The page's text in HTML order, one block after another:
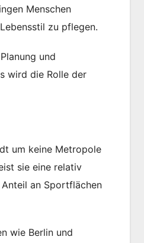
Menschen
zu pflegen.
und
wird die Rolle der
um keine Metropole
sie eine relativ
an Sportflächen
wie Berlin und